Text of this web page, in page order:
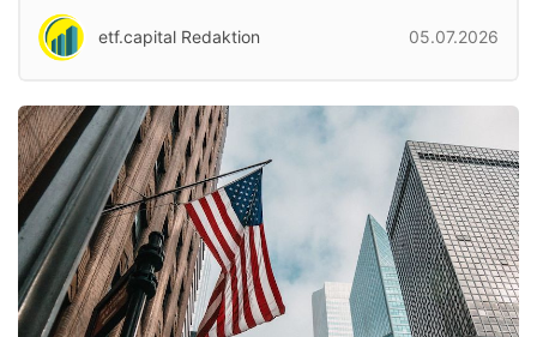
etf.capital Redaktion 05.07.2026